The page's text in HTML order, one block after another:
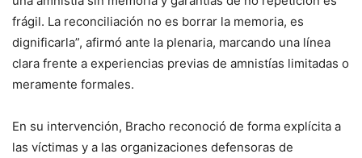
frágil. La reconciliación no es borrar la memoria, es
dignificarla”, afirmó ante la plenaria, marcando una línea
clara frente a experiencias previas de amnistías limitadas o
meramente formales.
En su intervención, Bracho reconoció de forma explícita a
las víctimas y a las organizaciones defensoras de